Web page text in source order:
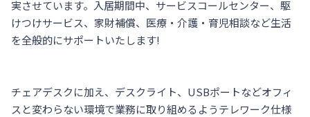
実させています。入居期間中、サービスコールセンター、駆
けつけサービス、家財補償、医療・介護・育児相談など生活
を全般的にサポートいたします!
チェアデスクに加え、デスクライト、USBポートなどオフィ
スと変わらない環境で業務に取り組めるようテレワーク仕様